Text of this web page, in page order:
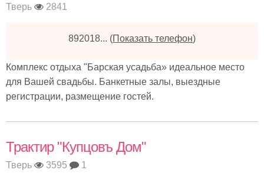
Тверь 2841
892018... (Показать телефон)
Комплекс отдыха "Барская усадьба» идеальное место
для Вашей свадьбы. Банкетные залы, выездные
регистрации, размещение гостей.
Трактир "Купцовъ Дом"
Тверь 3595 1